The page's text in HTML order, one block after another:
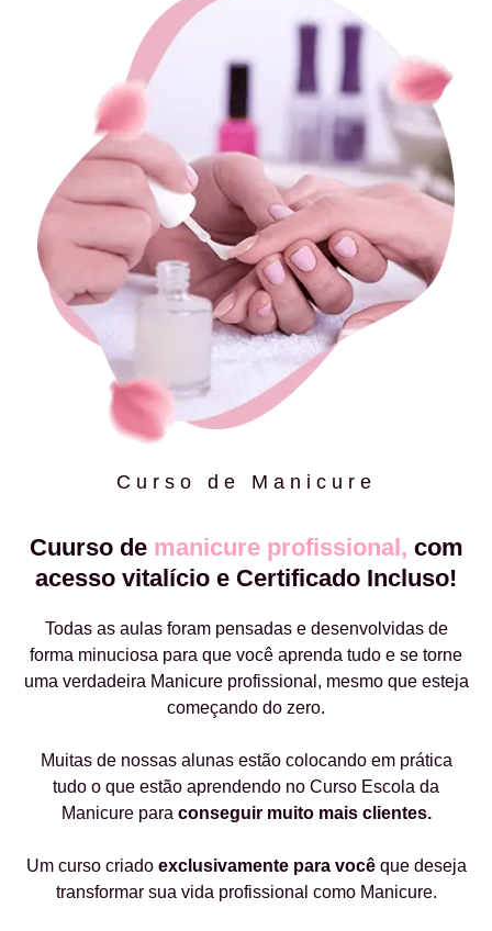
Curso de Manicure
Cuurso de manicure profissional, com
acesso vitalício e Certificado Incluso!
Todas as aulas foram pensadas e desenvolvidas de
forma minuciosa para que você aprenda tudo e se torne
uma verdadeira Manicure profissional, mesmo que esteja
começando do zero.
Muitas de nossas alunas estão colocando em prática
tudo o que estão aprendendo no Curso Escola da
Manicure para conseguir muito mais clientes.
Um curso criado exclusivamente para vocêque deseja
transformar sua vida profissional como Manicure.